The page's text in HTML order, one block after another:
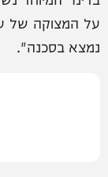
על המצוקה של
נמצא בסכנה".